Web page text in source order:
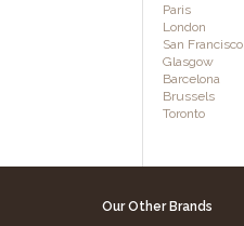
Paris
London
San Francisco
Glasgow
Barcelona
Brussels
Toronto
Our Other Brands